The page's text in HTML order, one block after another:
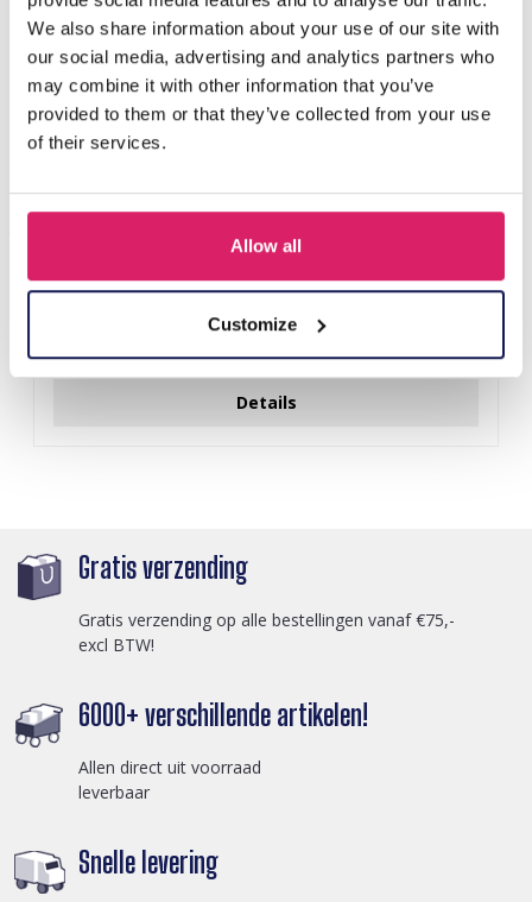
We also share information about your use of our site with
our social media, advertising and analytics partners who
may combine it with other information that you’ve
provided to them or that they’ve collected from your use
of their services.
Allow all
Customize
Login voor prijzen
Details
Gratis verzending
Gratis verzending op alle bestellingen vanaf €75,-
excl BTW!
6000+ verschillende artikelen!
Allen direct uit voorraad
leverbaar
Snelle levering